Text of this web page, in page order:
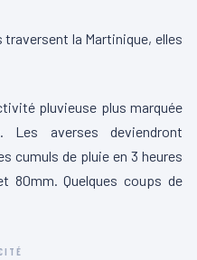
la Martinique, elles
pluvieuse plus marquée
averses deviendront
cumuls de pluie en 3 heures
80mm. Quelques coups de